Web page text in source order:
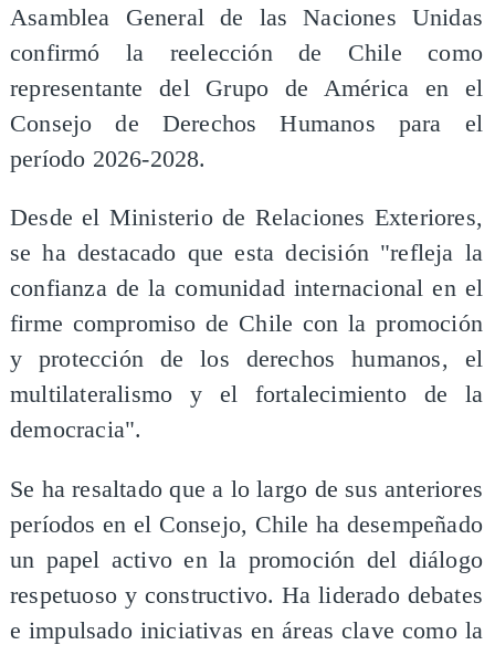
Asamblea General de las Naciones Unidas
confirmó la reelección de Chile como
representante del Grupo de América en el
Consejo de Derechos Humanos para el
período 2026-2028.
Desde el Ministerio de Relaciones Exteriores,
se ha destacado que esta decisión "refleja la
confianza de la comunidad internacional en el
firme compromiso de Chile con la promoción
y protección de los derechos humanos, el
multilateralismo y el fortalecimiento de la
democracia".
Se ha resaltado que a lo largo de sus anteriores
períodos en el Consejo, Chile ha desempeñado
un papel activo en la promoción del diálogo
respetuoso y constructivo. Ha liderado debates
e impulsado iniciativas en áreas clave como la